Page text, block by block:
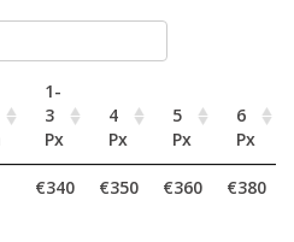
1-
3
Px
4
Px
5
Px
6
Px
€340 €350 €360 €380